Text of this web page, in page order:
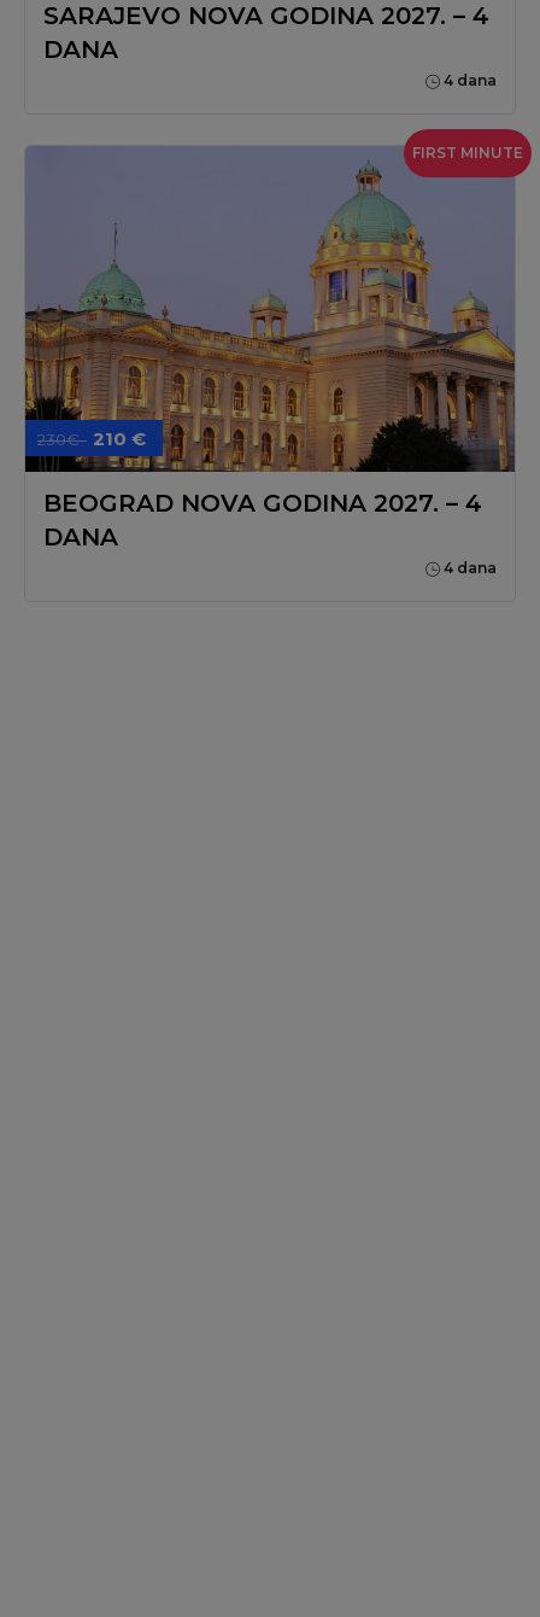
SARAJEVO NOVA GODINA 2027. – 4
DANA
4 dana
FIRST MINUTE
230€ 210 €
BEOGRAD NOVA GODINA 2027. – 4
DANA
4 dana